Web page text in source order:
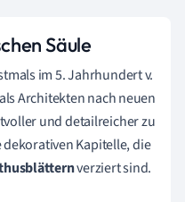
Säule
im 5. Jahrhundert v.
Architekten nach neuen
und detailreicher zu
Kapitelle, die
verziert sind.